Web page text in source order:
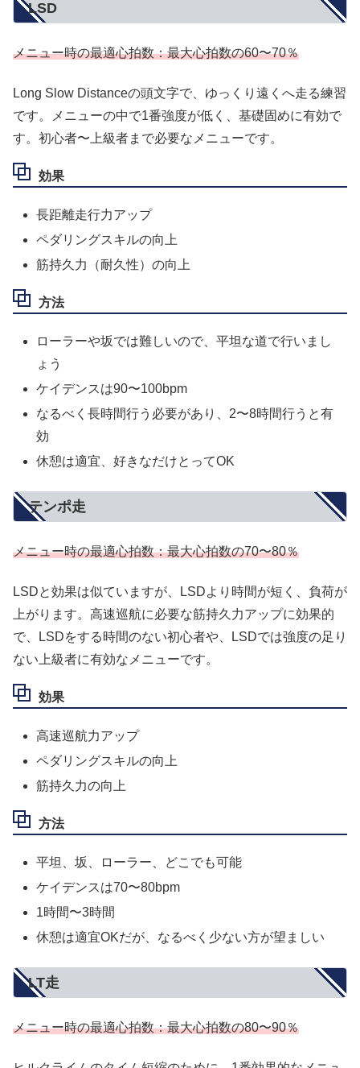
LSD
メニュー時の最適心拍数：最大心拍数の60〜70％
Long Slow Distanceの頭文字で、ゆっくり遠くへ走る練習
です。メニューの中で1番強度が低く、基礎固めに有効で
す。初心者〜上級者まで必要なメニューです。
効果
長距離走行力アップ
ペダリングスキルの向上
筋持久力（耐久性）の向上
方法
ローラーや坂では難しいので、平坦な道で行いまし
ょう
ケイデンスは90〜100bpm
なるべく長時間行う必要があり、2〜8時間行うと有
効
休憩は適宜、好きなだけとってOK
テンポ走
メニュー時の最適心拍数：最大心拍数の70〜80％
LSDと効果は似ていますが、LSDより時間が短く、負荷が
上がります。高速巡航に必要な筋持久力アップに効果的
で、LSDをする時間のない初心者や、LSDでは強度の足り
ない上級者に有効なメニューです。
効果
高速巡航力アップ
ペダリングスキルの向上
筋持久力の向上
方法
平坦、坂、ローラー、どこでも可能
ケイデンスは70〜80bpm
1時間〜3時間
休憩は適宜OKだが、なるべく少ない方が望ましい
LT走
メニュー時の最適心拍数：最大心拍数の80〜90％